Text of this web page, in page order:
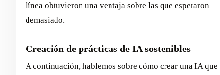
línea obtuvieron una ventaja sobre las que esperaron
demasiado.
Creación de prácticas de IA sostenibles
A continuación, hablemos sobre cómo crear una IA que